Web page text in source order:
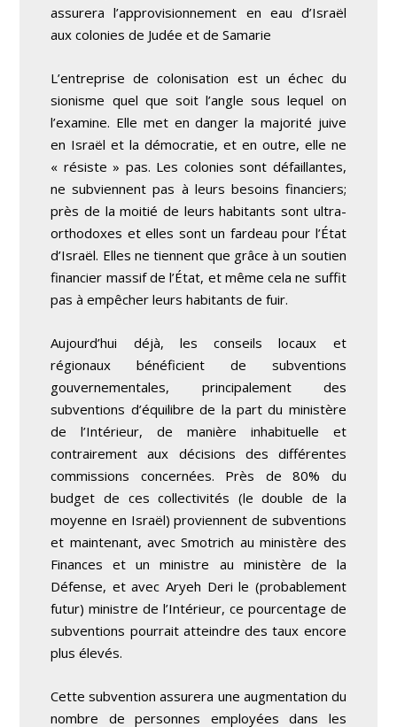
assurera l’approvisionnement en eau d’Israël
aux colonies de Judée et de Samarie
L’entreprise de colonisation est un échec du
sionisme quel que soit l’angle sous lequel on
l’examine. Elle met en danger la majorité juive
en Israël et la démocratie, et en outre, elle ne
« résiste » pas. Les colonies sont défaillantes,
ne subviennent pas à leurs besoins financiers;
près de la moitié de leurs habitants sont ultra-
orthodoxes et elles sont un fardeau pour l’État
d’Israël. Elles ne tiennent que grâce à un soutien
financier massif de l’État, et même cela ne suffit
pas à empêcher leurs habitants de fuir.
Aujourd’hui déjà, les conseils locaux et
régionaux bénéficient de subventions
gouvernementales, principalement des
subventions d’équilibre de la part du ministère
de l’Intérieur, de manière inhabituelle et
contrairement aux décisions des différentes
commissions concernées. Près de 80% du
budget de ces collectivités (le double de la
moyenne en Israël) proviennent de subventions
et maintenant, avec Smotrich au ministère des
Finances et un ministre au ministère de la
Défense, et avec Aryeh Deri le (probablement
futur) ministre de l’Intérieur, ce pourcentage de
subventions pourrait atteindre des taux encore
plus élevés.
Cette subvention assurera une augmentation du
nombre de personnes employées dans les